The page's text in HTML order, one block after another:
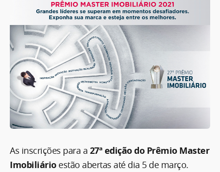
As inscrições para a 27ª edição do Prêmio Master
Imobiliárioestão abertas até dia 5 de março.